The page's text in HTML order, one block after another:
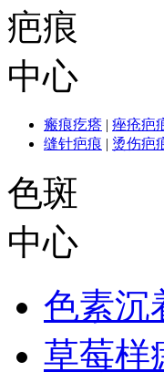
疤痕
中心
瘢痕疙瘩 | 痤疮疤
缝针疤痕 | 烫伤疤
色斑
中心
色素沉
草莓样